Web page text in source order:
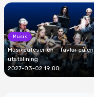
Musik
Musikcaféserien – Tavlor på en
utställning
2027-03-02 19:00